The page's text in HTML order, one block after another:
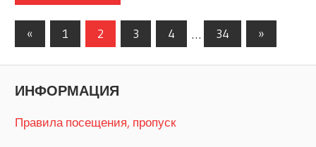
Навигация
по
записям
« Предыдущие
записи
1 2 3 4 … 34
записи
»
ИНФОРМАЦИЯ
Правила посещения, пропуск